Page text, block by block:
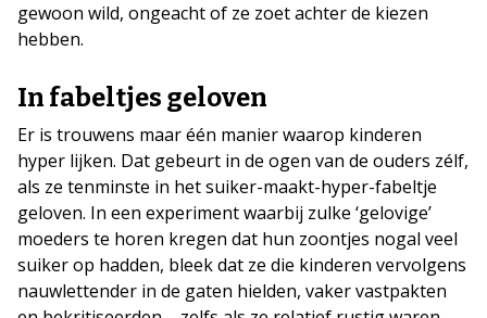
gewoon wild, ongeacht of ze zoet achter de kiezen
hebben.
In fabeltjes geloven
Er is trouwens maar één manier waarop kinderen
hyper lijken. Dat gebeurt in de ogen van de ouders zélf,
als ze tenminste in het suiker-maakt-hyper-fabeltje
geloven. In een experiment waarbij zulke ‘gelovige’
moeders te horen kregen dat hun zoontjes nogal veel
suiker op hadden, bleek dat ze die kinderen vervolgens
nauwlettender in de gaten hielden, vaker vastpakten